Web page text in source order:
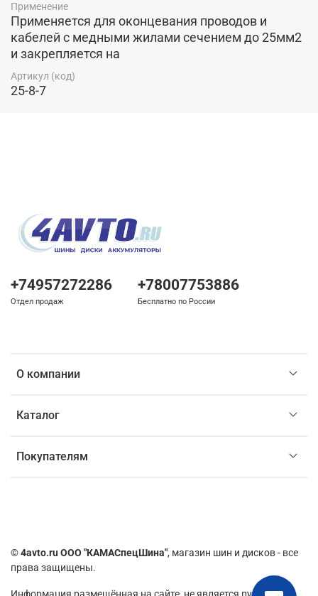
Применение
Применяется для оконцевания проводов и
кабелей с медными жилами сечением до 25мм2
и закрепляется на
Артикул (код)
25-8-7
О компании
Каталог
Покупателям
+74957272286
Отдел продаж
+78007753886
Бесплатно по России
©4avto.ru ООО "КАМАСпецШина", магазин шин и дисков - все
права защищены.